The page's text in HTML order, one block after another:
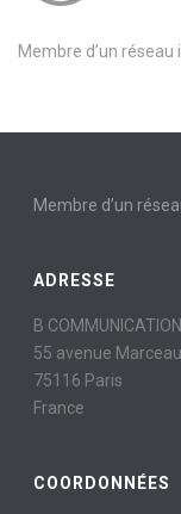
Membre d’un
Membre d’un
ADRESSE
B COMMUNICATION
55 avenue Marceau
75116 Paris
France
COORDONNÉES